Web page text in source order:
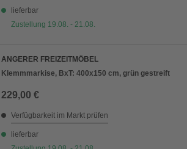
lieferbar
Zustellung 19.08. - 21.08.
ANGERER FREIZEITMÖBEL
Klemmmarkise, BxT: 400x150 cm, grün gestreift
229,00 €
Verfügbarkeit im Markt prüfen
lieferbar